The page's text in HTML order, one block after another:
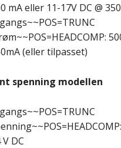
mA eller 11-17V DC @
(eller tilpasset)
spenning modellen
V DC